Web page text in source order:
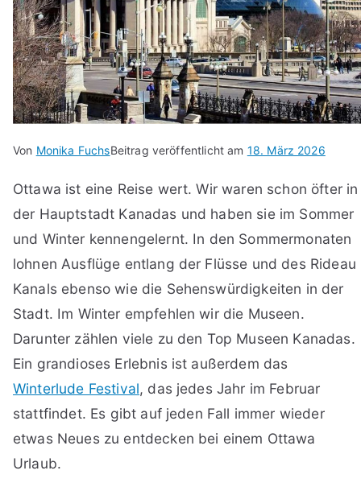
Von Monika FuchsBeitrag veröffentlicht am 18. März 2026
Ottawa ist eine Reise wert. Wir waren schon öfter in
der Hauptstadt Kanadas und haben sie im Sommer
und Winter kennengelernt. In den Sommermonaten
lohnen Ausflüge entlang der Flüsse und des Rideau
Kanals ebenso wie die Sehenswürdigkeiten in der
Stadt. Im Winter empfehlen wir die Museen.
Darunter zählen viele zu den Top Museen Kanadas.
Ein grandioses Erlebnis ist außerdem das
Winterlude Festival, das jedes Jahr im Februar
stattfindet. Es gibt auf jeden Fall immer wieder
etwas Neues zu entdecken bei einem Ottawa
Urlaub.